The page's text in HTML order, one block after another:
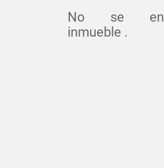
No se
inmueble .